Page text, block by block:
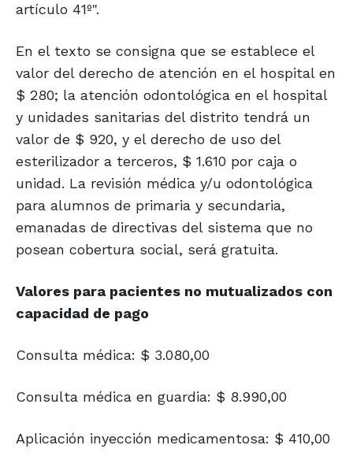
artículo 41º".
En el texto se consigna que se establece el
valor del derecho de atención en el hospital en
$ 280; la atención odontológica en el hospital
y unidades sanitarias del distrito tendrá un
valor de $ 920, y el derecho de uso del
esterilizador a terceros, $ 1.610 por caja o
unidad. La revisión médica y/u odontológica
para alumnos de primaria y secundaria,
emanadas de directivas del sistema que no
posean cobertura social, será gratuita.
Valores para pacientes no mutualizados con
capacidad de pago
Consulta médica: $ 3.080,00
Consulta médica en guardia: $ 8.990,00
Aplicación inyección medicamentosa: $ 410,00